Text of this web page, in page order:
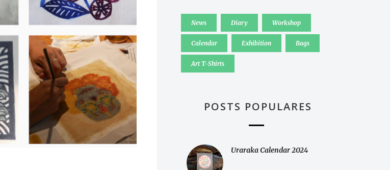
News Diary Workshop
Calendar Exhibition Bags
Art T-Shirts
POSTS POPULARES
Uraraka Calendar 2024